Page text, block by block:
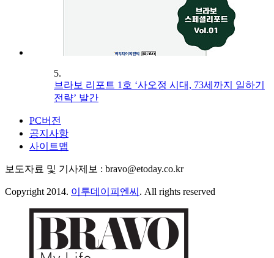
5.
브라보 리포트 1호 ‘사오정 시대, 73세까지 일하기
전략’ 발간
PC버전
공지사항
사이트맵
보도자료 및 기사제보 : bravo@etoday.co.kr
Copyright 2014. 이투데이피엔씨 . All rights reserved